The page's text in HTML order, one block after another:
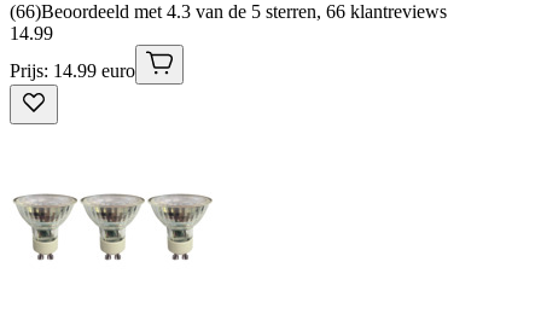
(66)Beoordeeld met 4.3 van de 5 sterren, 66 klantreviews
14.99
Prijs: 14.99 euro